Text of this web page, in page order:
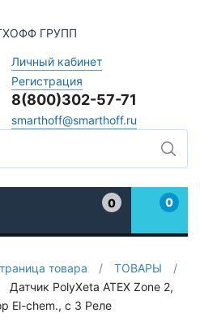
Личный кабинет
Регистрация
8(800)302-57-71
smarthoff@smarthoff.ru
0
0
товара / ТОВАРЫ
/
Датчик PolyXeta ATEX Zone 2,
El-chem., с 3 Реле